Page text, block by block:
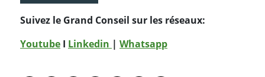
Suivez le Grand Conseil sur les réseaux:
Youtube I Linkedin | Whatsapp